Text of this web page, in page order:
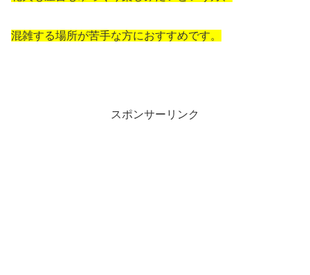
混雑する場所が苦手な方におすすめです。
スポンサーリンク